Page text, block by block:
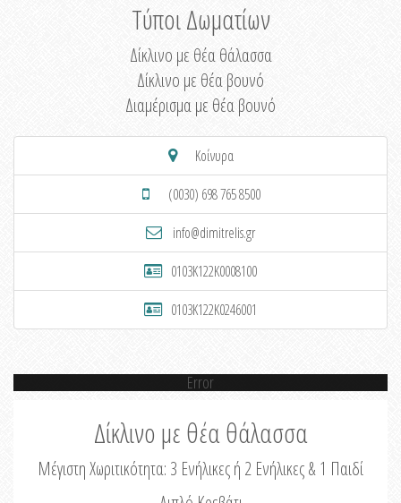
Τύποι Δωματίων
Δίκλινο με θέα θάλασσα
Δίκλινο με θέα βουνό
Διαμέρισμα με θέα βουνό
Κοίνυρα
(0030) 698 765 8500
info@dimitrelis.gr
0103K122K0008100
0103K122K0246001
Error
Δίκλινο με θέα θάλασσα
Μέγιστη Χωριτικότητα: 3 Ενήλικες ή 2 Ενήλικες & 1 Παιδί